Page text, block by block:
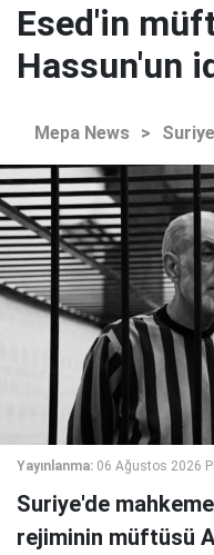
Esed'in
Hassun'un
Mepa News > Suriye
Yayınlanma: 06 Ağustos 2026
Suriye'de
rejiminin müftüsü